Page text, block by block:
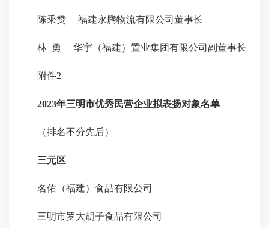
陈乘赞 福建永腾物流有限公司董事长
林 勇 华宇（福建）置业集团有限公司副董事长
附件2
2023年三明市优秀民营企业拟表扬对象名单
（排名不分先后）
三元区
名佑（福建）食品有限公司
三明市罗大胡子食品有限公司